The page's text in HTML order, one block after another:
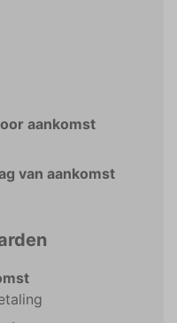
aankomst
van aankomst